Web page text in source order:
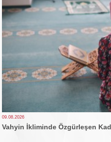
09.08.2026
Vahyin İkliminde Özgürleşen